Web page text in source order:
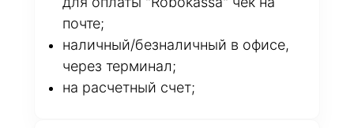
почте;
наличный/безналичный в офисе,
через терминал;
на расчетный счет;